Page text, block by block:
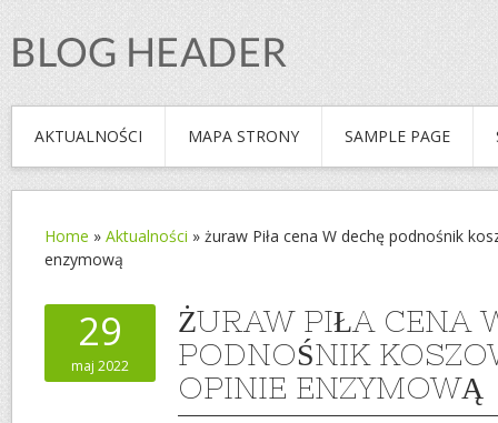
AKTUALNOŚCI MAPA STRONY SAMPLE PAGE
Home » Aktualności » żuraw Piła cena W dechę podnośnik
enzymową
29
maj 2022
ŻURAW PIŁA CENA
PODNOŚNIK
OPINIE ENZYMOWĄ